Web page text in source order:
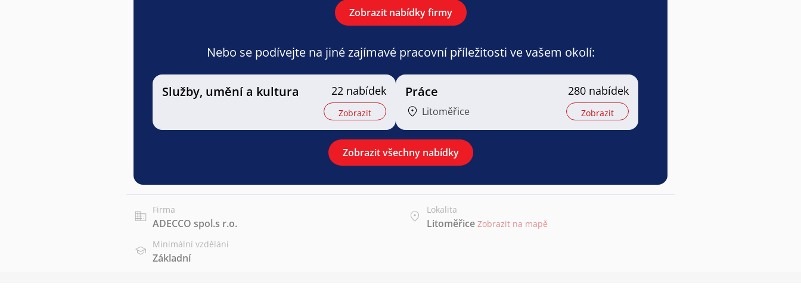
Zobrazit nabídky firmy
Nebo se podívejte na jiné zajímavé pracovní příležitosti ve vašem okolí:
Služby, umění a kultura 22 nabídek
Zobrazit
Práce
Litoměřice
280 nabídek
Zobrazit
Zobrazit všechny nabídky
Firma
ADECCO spol.s r.o.
Lokalita
Litoměřice Zobrazit na mapě
Minimální vzdělání
Základní